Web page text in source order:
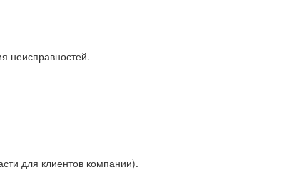
неисправностей.
для клиентов компании).